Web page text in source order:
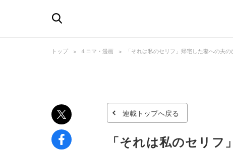
トップ ４コマ・漫画 「それは私のセリフ」帰宅した妻への夫の
連載トップへ戻る
「それは私のセリフ